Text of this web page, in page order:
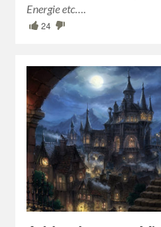
Energie etc….
24